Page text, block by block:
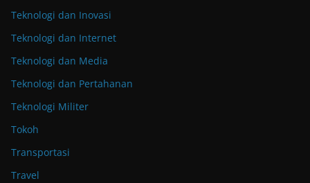
Teknologi dan Inovasi
Teknologi dan Internet
Teknologi dan Media
Teknologi dan Pertahanan
Teknologi Militer
Tokoh
Transportasi
Travel